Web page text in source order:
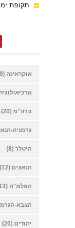
תקופת
אוקראינה (9)
ארכיאולוגיה
ברה"מ (20)
גרמניה-
היטלר (8)
הנאצים (12)
הפלמ"ח (13)
הצבא-
יהודים (20)